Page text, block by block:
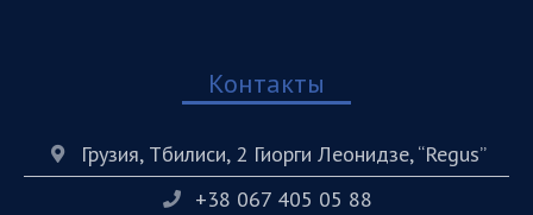
Контакты
Грузия, Тбилиси, 2 Гиорги Леонидзе, “Regus”
+38 067 405 05 88